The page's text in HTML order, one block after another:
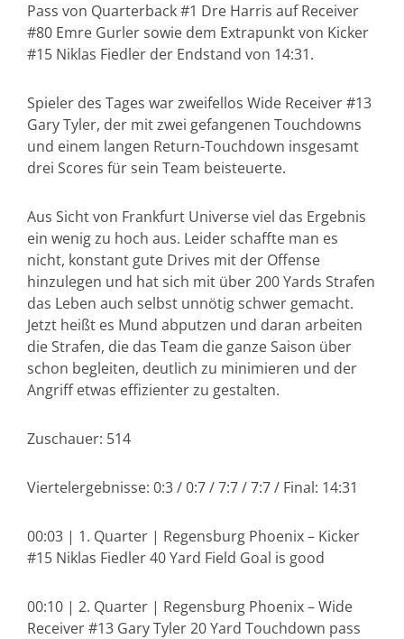
Pass von Quarterback #1 Dre Harris auf Receiver
#80 Emre Gurler sowie dem Extrapunkt von Kicker
#15 Niklas Fiedler der Endstand von 14:31.
Spieler des Tages war zweifellos Wide Receiver #13
Gary Tyler, der mit zwei gefangenen Touchdowns
und einem langen Return-Touchdown insgesamt
drei Scores für sein Team beisteuerte.
Aus Sicht von Frankfurt Universe viel das Ergebnis
ein wenig zu hoch aus. Leider schaffte man es
nicht, konstant gute Drives mit der Offense
hinzulegen und hat sich mit über 200 Yards Strafen
das Leben auch selbst unnötig schwer gemacht.
Jetzt heißt es Mund abputzen und daran arbeiten
die Strafen, die das Team die ganze Saison über
schon begleiten, deutlich zu minimieren und der
Angriff etwas effizienter zu gestalten.
Zuschauer: 514
Viertelergebnisse: 0:3 / 0:7 / 7:7 / 7:7 / Final: 14:31
00:03 | 1. Quarter | Regensburg Phoenix – Kicker
#15 Niklas Fiedler 40 Yard Field Goal is good
00:10 | 2. Quarter | Regensburg Phoenix – Wide
Receiver #13 Gary Tyler 20 Yard Touchdown pass